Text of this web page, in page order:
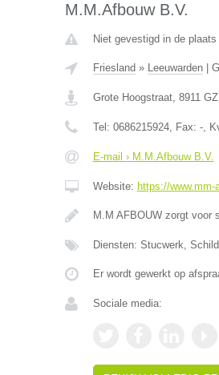
M.M.Afbouw B.V.
Niet gevestigd in de
Friesland » Leeuwarden|
Grote Hoogstraat, 8911 GZ
Tel: 0686215924, Fax: -,
E-mail › M.M.Afbouw B.V.
Website: https://www.mm-
M.M AFBOUW zorgt voor
Diensten: Stucwerk,
Er wordt gewerkt op
Sociale media: